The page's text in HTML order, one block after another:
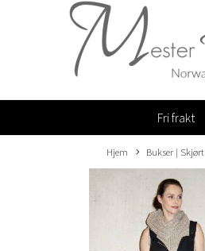
Fri frakt
Hjem Bukser | Skjørt